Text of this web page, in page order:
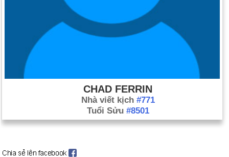
CHAD FERRIN
Nhà viết kịch #771
Tuổi Sửu #8501